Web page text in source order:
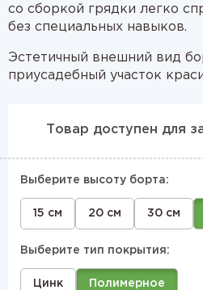
со сборкой грядки легко
без специальных навыков.
Эстетичный внешний вид
приусадебный участок
Товар доступен для
Выберите высоту борта:
15 см 20 см 30 см
Выберите тип покрытия:
Цинк Полимерное